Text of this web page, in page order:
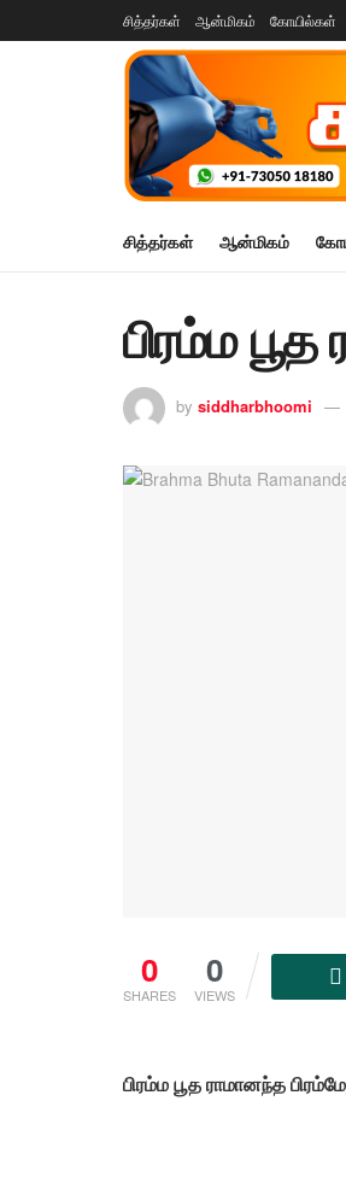
சித்தர்கள் ஆன்மிகம் கோயில்கள்
சித்தர்கள் ஆன்மிகம்
பிரம்ம
by siddharbhoomi
0
SHARES
0
VIEWS
பிரம்ம பூத ராமானந்த